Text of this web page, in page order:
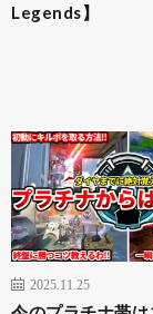
Legends】
2025.11.25